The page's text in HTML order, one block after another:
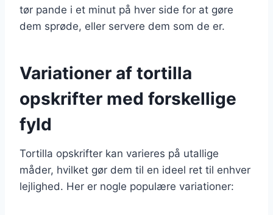
tør pande i et minut på hver side for at gøre
dem sprøde, eller servere dem som de er.
Variationer af tortilla
opskrifter med forskellige
fyld
Tortilla opskrifter kan varieres på utallige
måder, hvilket gør dem til en ideel ret til enhver
lejlighed. Her er nogle populære variationer: